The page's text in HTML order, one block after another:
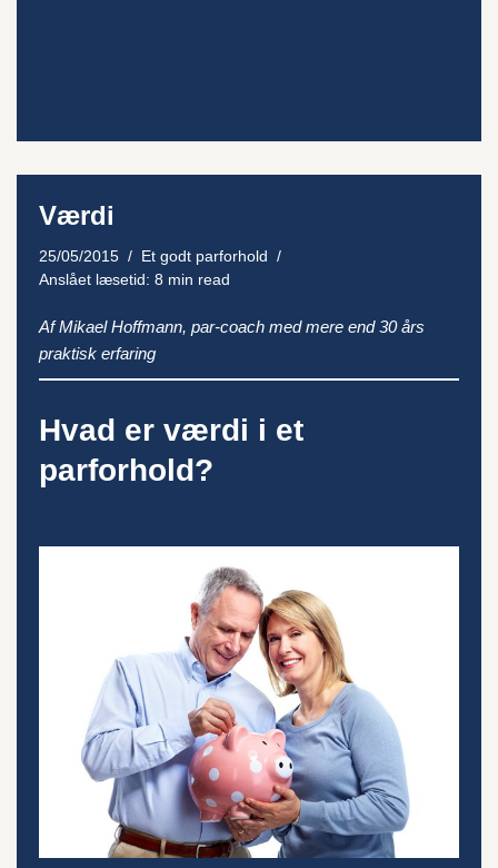
Værdi
25/05/2015
Et godt parforhold
Anslået læsetid: 8 min read
Af Mikael Hoffmann, par-coach med mere end 30 års
praktisk erfaring
Hvad er værdi i et
parforhold?